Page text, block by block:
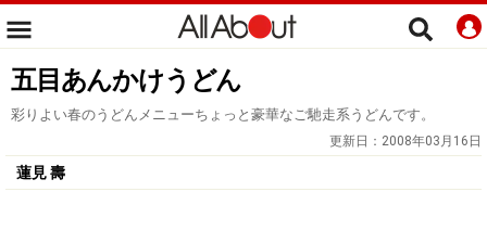
五目あんかけうどん
彩りよい春のうどんメニューちょっと豪華なご馳走系うどんです。
更新日： 2008年03月16日
蓮見 壽